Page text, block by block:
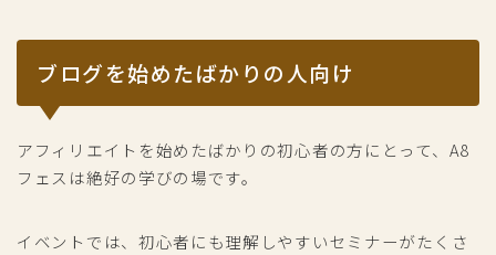
ブログを始めたばかりの人向け
アフィリエイトを始めたばかりの初心者の方にとって、A8
フェスは絶好の学びの場です。
イベントでは、初心者にも理解しやすいセミナーがたくさ